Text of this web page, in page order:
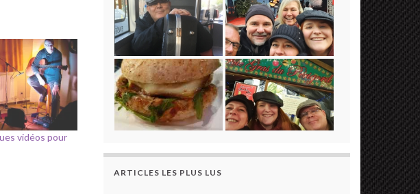
vidéos pour
ARTICLES LES PLUS LUS